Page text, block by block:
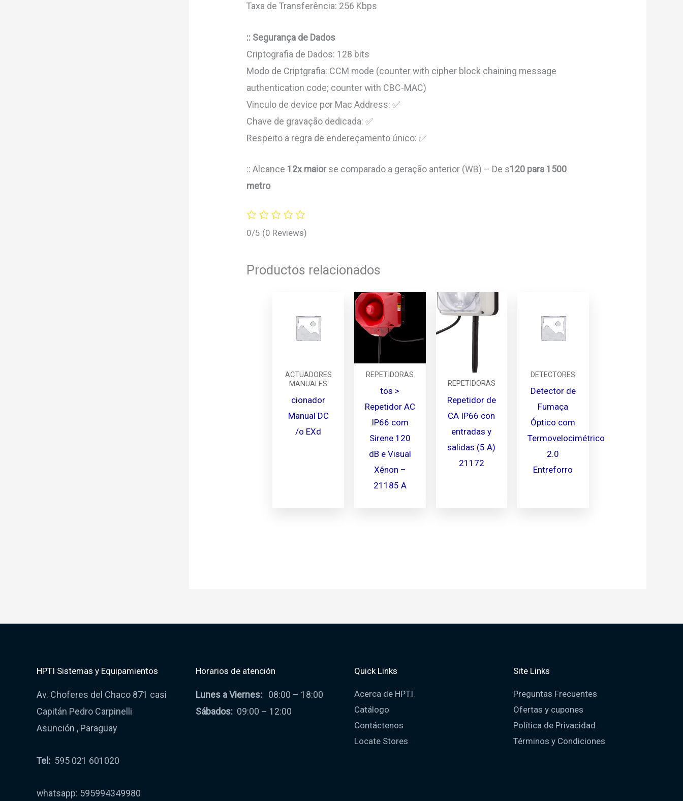
Taxa de Transferência: 256 Kbps
:: Segurança de Dados
Criptografia de Dados: 128 bits
Modo de Criptgrafia: CCM mode (counter with cipher block chaining message
authentication code; counter with CBC-MAC)
Vinculo de device por Mac Address: ✅
Chave de gravação dedicada: ✅
Respeito a regra de endereçamento único: ✅
:: Alcance 12x maiorse comparado a geração anterior (WB) – De s120 para 1500
metro
0/5 (0 Reviews)
Productos relacionados
ACTUADORES
MANUALES
cionador
Manual DC
/o EXd
REPETIDORAS
tos >
Repetidor AC
IP66 com
Sirene 120
dB e Visual
Xênon –
21185 A
REPETIDORAS
Repetidor de
CA IP66 con
entradas y
salidas (5 A)
21172
DETECTORES
Detector de
Fumaça
Óptico com
Termovelocimétrico
2.0
Entreforro
HPTI Sistemas y Equipamientos
Av. Choferes del Chaco 871 casi
Capitán Pedro Carpinelli
Asunción , Paraguay
Tel: 595 021 601020
whatsapp: 595994349980
Horarios de atención
Lunes a Viernes:08:00 – 18:00
Sábados:09:00 – 12:00
Quick Links
Acerca de HPTI
Catálogo
Contáctenos
Locate Stores
Site Links
Preguntas Frecuentes
Ofertas y cupones
Política de Privacidad
Términos y Condiciones